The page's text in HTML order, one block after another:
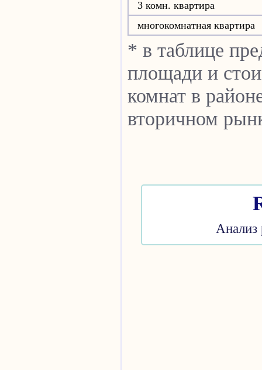
3 комн. квартира
многокомнатная квартира
* в таблице
площади и
комнат в
вторичном
Анализ